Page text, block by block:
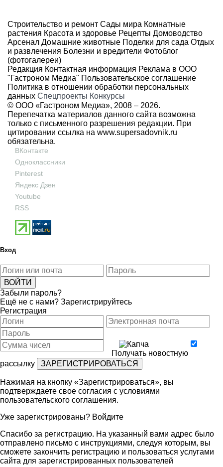
Строительство и ремонт Сады мира Комнатные
растения Красота и здоровье Рецепты Домоводство
Арсенал Домашние животные Поделки для сада Отдых
и развлечения Болезни и вредители Фотоблог
(фотогалереи)
Редакция Контактная информация Реклама в ООО
"Гастроном Медиа" Пользовательское соглашение
Политика в отношении обработки персональных
данных Спецпроекты Конкурсы
© ООО «Гастроном Медиа», 2008 – 2026.
Перепечатка материалов данного сайта возможна
только с письменного разрешения редакции. При
цитировании ссылка на www.supersadovnik.ru
обязательна.
ВКонтакте
Одноклассники
Pinterest
Яндекс Дзен
Youtube
RSS
Вход
Забыли пароль?
Ещё не с нами? Зарегистрируйтесь
Регистрация
Получать новостную
рассылку
Нажимая на кнопку «Зарегистрироваться», вы
подтверждаете свое согласия с условиями
пользовательского соглашения.
Уже зарегистрированы? Войдите
Спасибо за регистрацию. На указанный вами адрес было
отправлено письмо с инструкциями, следуя которым, вы
сможете закончить регистрацию и пользоваться услугами
сайта для зарегистрированных пользователей